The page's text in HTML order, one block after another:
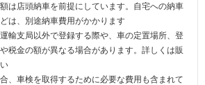
は店頭納車を前提にしています。自宅への納車
は、別途納車費用がかかります
輸支局以外で登録する際や、車の定置場所、登
税金の額が異なる場合があります。詳しくは販
、車検を取得するために必要な費用も含まれて